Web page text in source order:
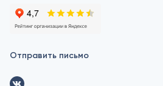
Отправить письмо